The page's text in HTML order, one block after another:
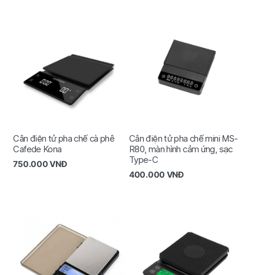
Cân điện tử pha chế cà phê
Cafede Kona
750.000VNĐ
Cân điện tử pha chế mini MS-
R80, màn hình cảm ứng, sạc
Type-C
400.000 VNĐ